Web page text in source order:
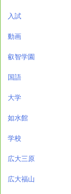
入試
動画
叡智学園
国語
大学
如水館
学校
広大三原
広大福山